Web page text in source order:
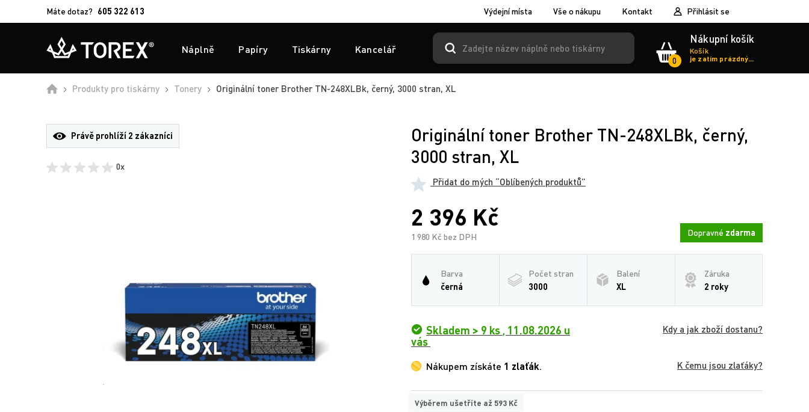
Máte dotaz? 605 322 613 Výdejní místa Vše o nákupu Kontakt Přihlásit se
Náplně Papíry Tiskárny Kancelář
0
Nákupní košík
Košík
je zatím prázdný...
ÚvodProdukty pro tiskárny Tonery Originální toner Brother TN-248XLBk, černý, 3000 stran, XL
Právě prohlíží 2 zákazníci
0x
Originální toner Brother TN-248XLBk, černý,
3000 stran, XL
Přidat do mých “Oblíbených produktů”
2 396 Kč
1 980 Kč bez DPH Dopravné zdarma
Barva
černá
Počet stran
3000
Balení
XL
Záruka
2 roky
Skladem > 9 ks , 11.08.2026 u
vás
Kdy a jak zboží dostanu?
Nákupem získáte 1 zlaťák. K čemu jsou zlaťáky?
TYP
Výběrem ušetříte až 593 Kč